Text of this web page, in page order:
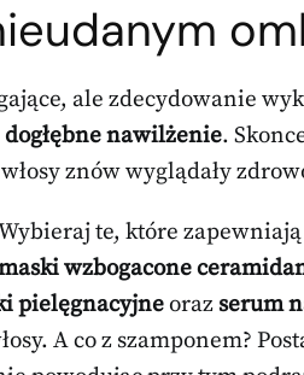
ale zdecydowanie
dogłębne nawilżenie.
znów wyglądały
te, które zapewniają
wzbogacone
pielęgnacyjneoraz serum
A co z szamponem?